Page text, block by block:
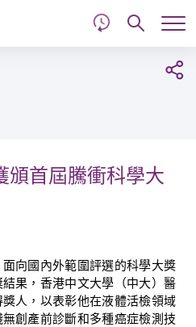
頒首屆騰衝科學大
向國內外範圍評選的科學大獎
結果，香港中文大學（中大）醫
人，以表彰他在液體活檢領域
創產前診斷和多種癌症檢測技